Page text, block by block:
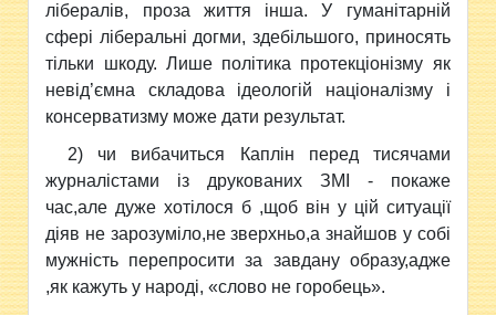
лібералів, проза життя інша. У гуманітарній
сфері ліберальні догми, здебільшого, приносять
тільки шкоду. Лише політика протекціонізму як
невід’ємна складова ідеологій націоналізму і
консерватизму може дати результат.
2) чи вибачиться Каплін перед тисячами
журналістами із друкованих ЗМІ - покаже
час,але дуже хотілося б ,щоб він у цій ситуації
діяв не зарозуміло,не зверхньо,а знайшов у собі
мужність перепросити за завдану образу,адже
,як кажуть у народі, «слово не горобець».